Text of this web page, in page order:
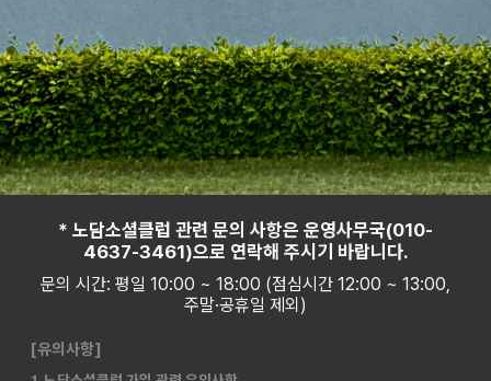
* 노담소셜클럽 관련 문의 사항은 운영사무국(010-
4637-3461)으로 연락해 주시기 바랍니다.
문의 시간: 평일 10:00 ~ 18:00 (점심시간 12:00 ~ 13:00,
주말·공휴일 제외)
[유의사항]